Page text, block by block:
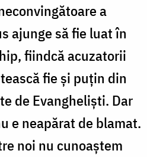
a
ajunge să fie luat în
fiindcă acuzatorii
fie și puțin din
de Evangheliști. Dar
e neapărat de blamat.
noi nu cunoaștem